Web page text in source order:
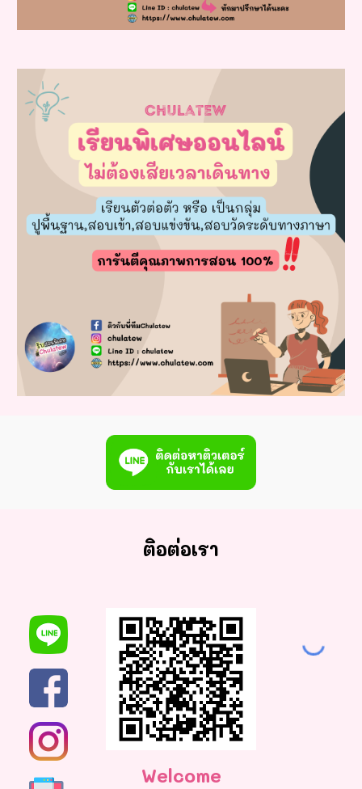
ติอต่อเรา
Welcome